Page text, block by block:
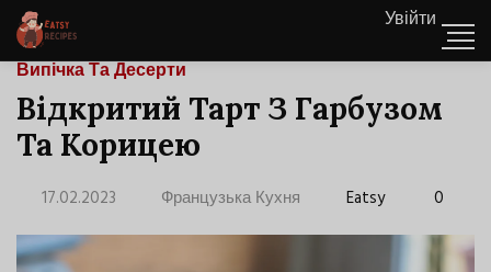
Увійти
Випічка Та Десерти
Відкритий Тарт З Гарбузом
Та Корицею
17.02.2023 Французька Кухня Eatsy 0